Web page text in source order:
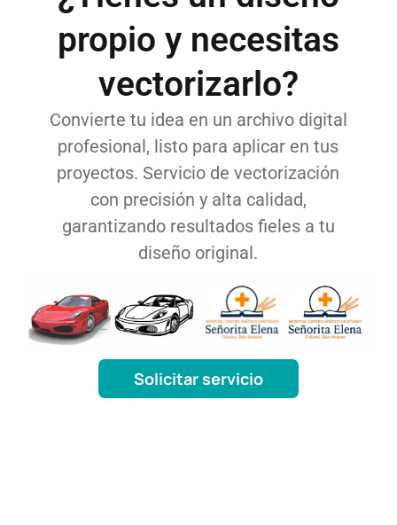
propio y necesitas
vectorizarlo?
Convierte tu idea en un archivo digital
profesional, listo para aplicar en tus
proyectos. Servicio de vectorización
con precisión y alta calidad,
garantizando resultados fieles a tu
diseño original.
Solicitar servicio